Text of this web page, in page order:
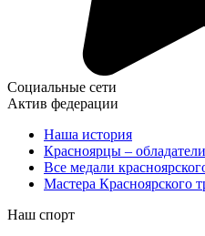
Социальные сети
Актив федерации
Наша история
Красноярцы –
Все медали
Мастера Красноярского
Наш спорт